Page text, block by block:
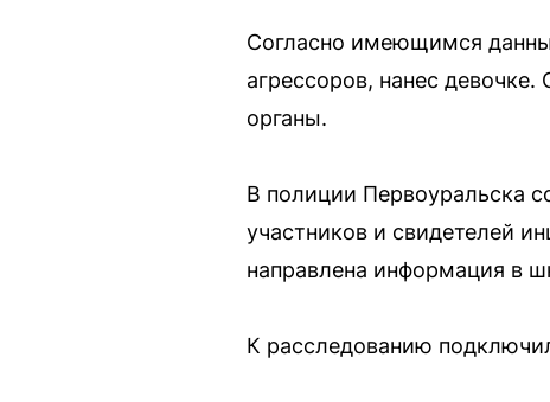
Согласно имеющимся
агрессоров, нанес
органы.
В полиции Первоуральска
участников и свидетелей
направлена информация в
К расследованию